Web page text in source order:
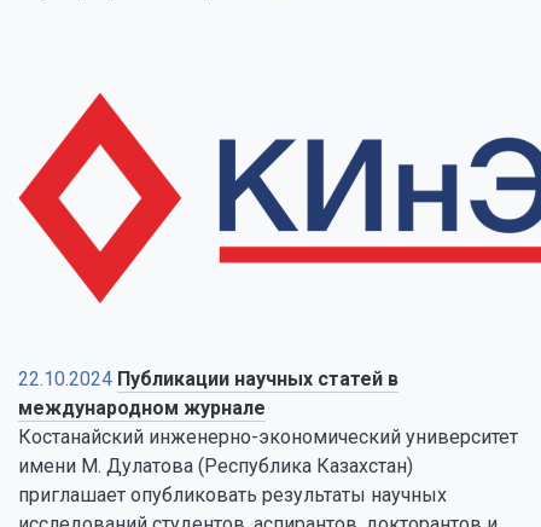
22.10.2024 Публикации научных статей в
международном журнале
Костанайский инженерно-экономический университет
имени М. Дулатова (Республика Казахстан)
приглашает опубликовать результаты научных